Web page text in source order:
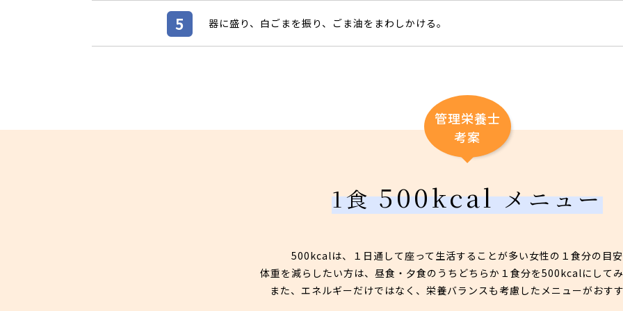
器に盛り、白ごまを振り、ごま油をまわしかける。
管理栄養士
考案
1食500kcalメニュー
500kcalは、１日通して座って生活することが多い女性の１食分の目安
体重を減らしたい方は、昼食・夕食のうちどちらか１食分を500kcalにしてみ
また、エネルギーだけではなく、栄養バランスも考慮したメニューがおすす